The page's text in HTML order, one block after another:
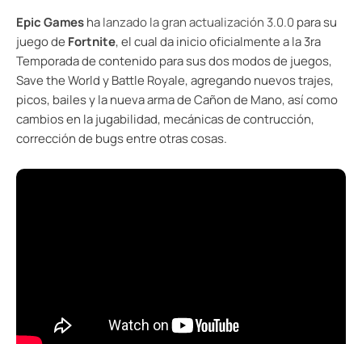
Epic Gameshalanzado la gran actualización 3.0.0 para su
juego de Fortnite, el cual da inicio oficialmente a la 3ra
Temporada de contenido para sus dos modos de juegos,
Save the World y Battle Royale, agregando nuevos trajes,
picos, bailes y la nueva arma de Cañon de Mano, así como
cambios en la jugabilidad, mecánicas de contrucción,
corrección de bugs entre otras cosas.